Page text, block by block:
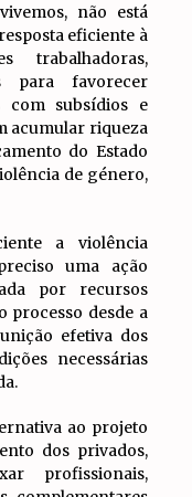
não está
eficiente à
trabalhadoras,
para favorecer
com subsídios e
acumular riqueza
do Estado
de género,
a violência
uma ação
por recursos
processo desde a
efetiva dos
necessárias
ao projeto
dos privados,
profissionais,